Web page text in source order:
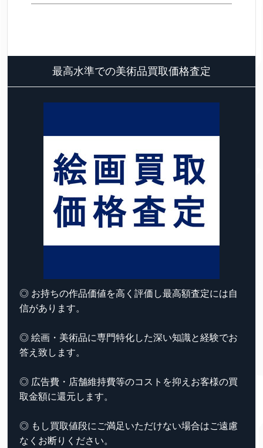
最高水準での美術品買取価格査定
◎ お持ちの作品価値を高く評価し最高額査定には自
信があります。
◎ 絵画・美術品に専門特化した深い知識と経験でお
答え致します。
◎ 広告費・店舗維持費等のコストを抑えお客様の買
取金額に還元します。
◎ もし買取値段にご満足いただけない場合はご遠慮
なくお断りください。